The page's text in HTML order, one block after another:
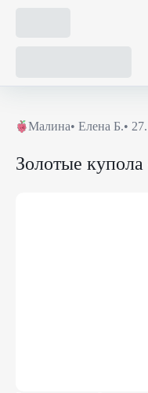
Малина• Елена Б.•
Золотые